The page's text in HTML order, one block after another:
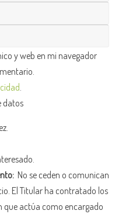
y web en mi navegador
datos
No se ceden o comunican
El Titular ha contratado los
que actúa como encargado